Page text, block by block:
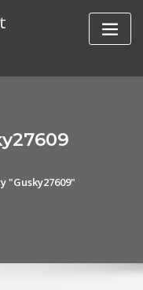
"Gusky27609"